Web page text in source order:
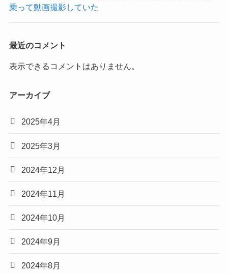
乗って動画撮影していた
最近のコメント
表示できるコメントはありません。
アーカイブ
2025年4月
2025年3月
2024年12月
2024年11月
2024年10月
2024年9月
2024年8月